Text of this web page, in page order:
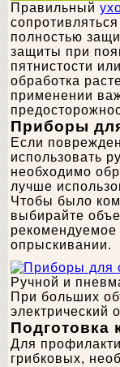
Правильный
полностью
защиты при
пятнистости
обработка
применении
Приборы
Если
использовать
необходимо
лучше
Чтобы было
выбирайте
рекомендуемое
опрыскивании.
Ручной и
При больших
электрический
Подготовка
Для
грибковых,